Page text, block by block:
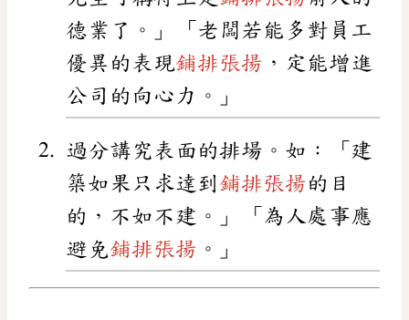
德業了。」「老闆若能多對員工
優異的表現鋪排張揚 ，定能增進
公司的向心力。」
過分講究表面的排場。如：「建
築如果只求達到 鋪排張揚的目
的，不如不建。」「為人處事應
避免鋪排張揚 。」